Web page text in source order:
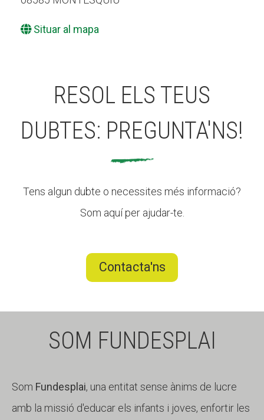
Situar al mapa
RESOL ELS TEUS
DUBTES: PREGUNTA'NS!
Tens algun dubte o necessites més informació?
Som aquí per ajudar-te.
Contacta'ns
SOM FUNDESPLAI
Som Fundesplai, una entitat sense ànims de lucre
amb la missió d'educar els infants i joves, enfortir les